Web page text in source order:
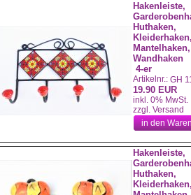
Hakenleiste,
Huthaken,
Mantelhaken,
Wandhaken
4-er
Artikelnr.: GH
19.90 EUR
inkl. 0% MwSt.
zzgl. Versand
in den
Hakenleiste,
Huthaken,